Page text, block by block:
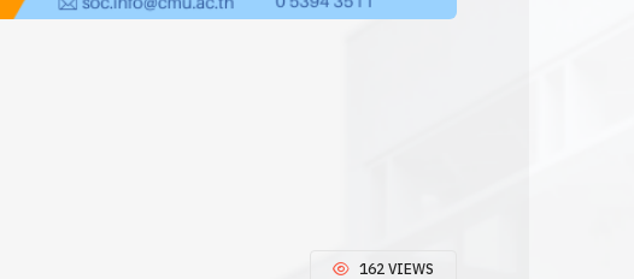
162 VIEWS